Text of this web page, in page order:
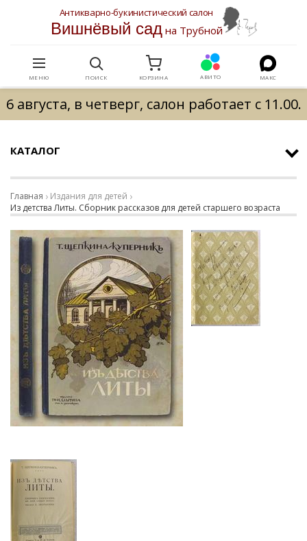
Антикварно-букинистический салон
Вишнёвый садна Трубной
МЕНЮ ПОИСК КОРЗИНА АВИТО МАКС
6 августа, в четверг, салон работает с 11.00.
КАТАЛОГ
Главная
Издания для детей
Из детства Литы. Сборник рассказов для детей старшего возраста